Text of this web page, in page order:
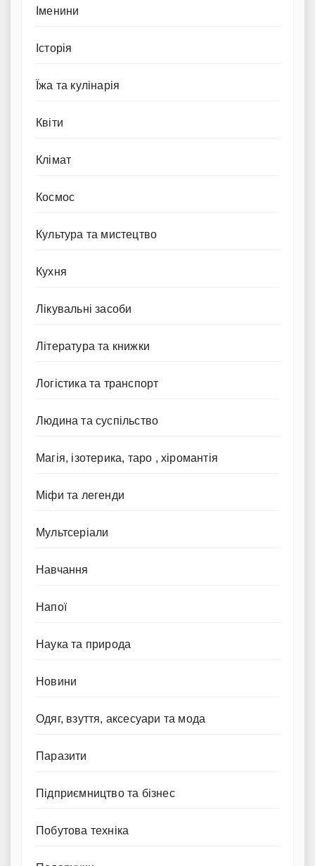
Іменини
Історія
Їжа та кулінарія
Квіти
Клімат
Космос
Культура та мистецтво
Кухня
Лікувальні засоби
Література та книжки
Логістика та транспорт
Людина та суспільство
Магія, ізотерика, таро , хіромантія
Міфи та легенди
Мультсеріали
Навчання
Напої
Наука та природа
Новини
Одяг, взуття, аксесуари та мода
Паразити
Підприємництво та бізнес
Побутова техніка